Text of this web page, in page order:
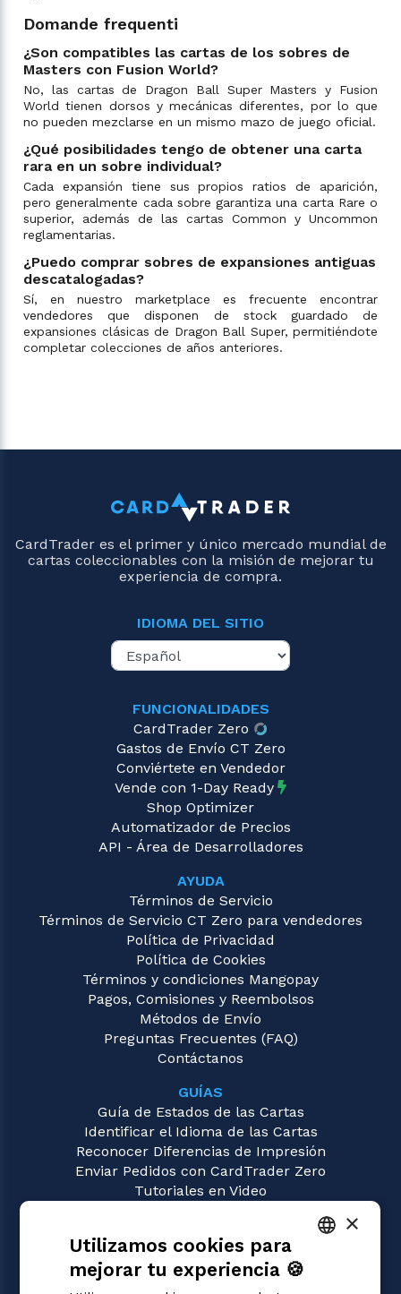
Domande frequenti
¿Son compatibles las cartas de los sobres de
Masters con Fusion World?
No, las cartas de Dragon Ball Super Masters y Fusion
World tienen dorsos y mecánicas diferentes, por lo que
no pueden mezclarse en un mismo mazo de juego oficial.
¿Qué posibilidades tengo de obtener una carta
rara en un sobre individual?
Cada expansión tiene sus propios ratios de aparición,
pero generalmente cada sobre garantiza una carta Rare o
superior, además de las cartas Common y Uncommon
reglamentarias.
¿Puedo comprar sobres de expansiones antiguas
descatalogadas?
Sí, en nuestro marketplace es frecuente encontrar
vendedores que disponen de stock guardado de
expansiones clásicas de Dragon Ball Super, permitiéndote
completar colecciones de años anteriores.
CardTrader es el primer y único mercado mundial de
cartas coleccionables con la misión de mejorar tu
experiencia de compra.
IDIOMA DEL SITIO
FUNCIONALIDADES
CardTrader Zero
Gastos de Envío CT Zero
Conviértete en Vendedor
Vende con 1-Day Ready
Shop Optimizer
Automatizador de Precios
API - Área de Desarrolladores
AYUDA
Términos de Servicio
Términos de Servicio CT Zero para vendedores
Política de Privacidad
Política de Cookies
Términos y condiciones Mangopay
Pagos, Comisiones y Reembolsos
Métodos de Envío
Preguntas Frecuentes (FAQ)
Contáctanos
GUÍAS
Guía de Estados de las Cartas
Identificar el Idioma de las Cartas
Reconocer Diferencias de Impresión
Enviar Pedidos con CardTrader Zero
Tutoriales en Video
Dragon Ball Super
Magic: the Gathering
Pokémon
ITALIAN
×
Utilizamos cookies para
mejorar tu experiencia 🍪